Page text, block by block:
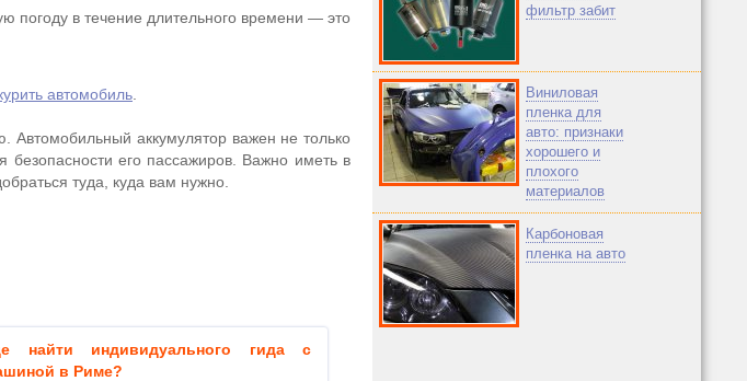
погоду в течение длительного времени — это
автомобиль
Автомобильный аккумулятор важен не только
безопасности его пассажиров. Важно иметь в
туда, куда вам нужно.
найти индивидуального гида с
в Риме?
фильтр забит
Виниловая
пленка для
авто: признаки
хорошего и
плохого
материалов
Карбоновая
пленка на авто